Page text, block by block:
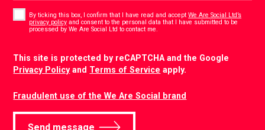
By ticking this box, I confirm that I have read and acceptWe Are Social Ltd’s
privacy policy and consent to the personal data that I have submitted to be
processed by We Are Social Ltd to contact me.
This site is protected by reCAPTCHA and the Google
Privacy Policyand Terms of Service apply.
Fraudulent use of the We Are Social brand
Send message